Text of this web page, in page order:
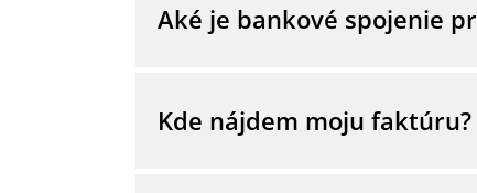
Aké je bankové spojenie
Kde nájdem moju faktúru?